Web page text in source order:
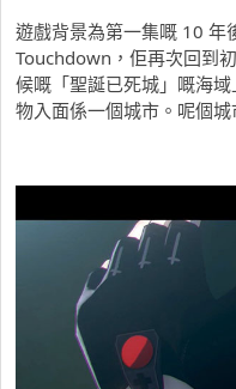
遊戲背景為第一集嘅 10 年
Touchdown，佢再次回到
候嘅「聖誕已死城」嘅海
物入面係一個城市。呢個